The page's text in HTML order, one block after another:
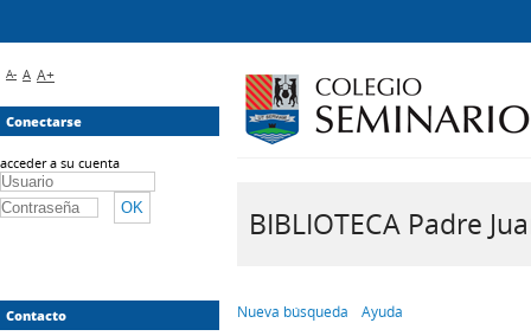
BIBLIOTECA Padre
Nueva búsqueda Ayuda
A- A A+
Conectarse
acceder a su cuenta
Contacto